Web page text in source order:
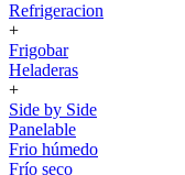
Refrigeracion
+
Frigobar
Heladeras
+
Side by Side
Panelable
Frio húmedo
Frío seco